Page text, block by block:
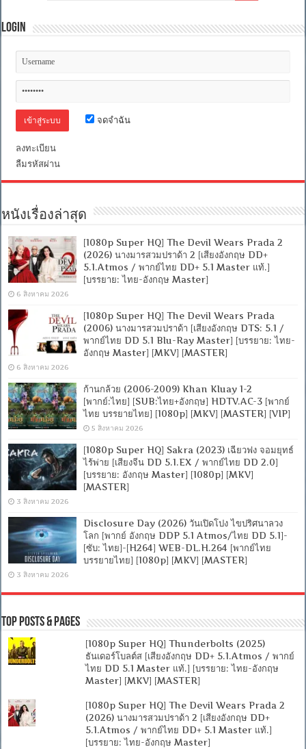
Login
จดจำฉัน
ลงทะเบียน
ลืมรหัสผ่าน
หนังเรื่องล่าสุด
[1080p Super HQ] The Devil Wears Prada 2
(2026) นางมารสวมปราด้า 2 [เสียงอังกฤษ DD+
5.1.Atmos / พากย์ไทย DD+ 5.1 Master แท้.]
[บรรยาย: ไทย-อังกฤษ Master]
6 สิงหาคม 2026
[1080p Super HQ] The Devil Wears Prada
(2006) นางมารสวมปราด้า [เสียงอังกฤษ DTS: 5.1 /
พากย์ไทย DD 5.1 Blu-Ray Master] [บรรยาย: ไทย-
อังกฤษ Master] [MKV] [MASTER]
6 สิงหาคม 2026
ก้านกล้วย (2006-2009) Khan Kluay 1-2
[พากย์:ไทย] [SUB:ไทย+อังกฤษ] HDTV.AC-3 [พากย์
ไทย บรรยายไทย] [1080p] [MKV] [MASTER] [VIP]
5 สิงหาคม 2026
[1080p Super HQ] Sakra (2023) เฉียวฟง จอมยุทธ์
ไร้พ่าย [เสียงจีน DD 5.1.EX / พากย์ไทย DD 2.0]
[บรรยาย: อังกฤษ Master] [1080p] [MKV]
[MASTER]
3 สิงหาคม 2026
Disclosure Day (2026) วันเปิดโปง ไขปริศนาลวง
โลก [พากย์ อังกฤษ DDP 5.1 Atmos/ไทย DD 5.1]-
[ซับ: ไทย]-[H264] WEB-DL.H.264 [พากย์ไทย
บรรยายไทย] [1080p] [MKV] [MASTER]
3 สิงหาคม 2026
Top Posts & Pages
[1080p Super HQ] Thunderbolts (2025)
ธันเดอร์โบลต์ส [เสียงอังกฤษ DD+ 5.1.Atmos / พากย์
ไทย DD 5.1 Master แท้.] [บรรยาย: ไทย-อังกฤษ
Master] [MKV] [MASTER]
[1080p Super HQ] The Devil Wears Prada 2
(2026) นางมารสวมปราด้า 2 [เสียงอังกฤษ DD+
5.1.Atmos / พากย์ไทย DD+ 5.1 Master แท้.]
[บรรยาย: ไทย-อังกฤษ Master]